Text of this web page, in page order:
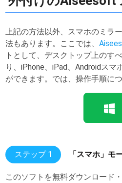
上記の方法以外、スマホのミラ
法もあります。ここでは、
トとして、デスクトップ上のす
り、iPhone、iPad、Androidス
ができます。では、操作手順に
ステップ 1 「スマホ」モ
このソフトを無料ダウンロード